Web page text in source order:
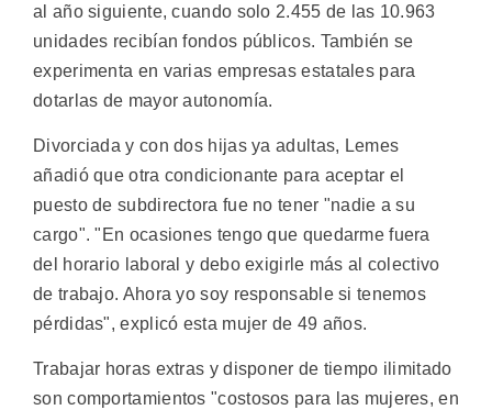
al año siguiente, cuando solo 2.455 de las 10.963
unidades recibían fondos públicos. También se
experimenta en varias empresas estatales para
dotarlas de mayor autonomía.
Divorciada y con dos hijas ya adultas, Lemes
añadió que otra condicionante para aceptar el
puesto de subdirectora fue no tener "nadie a su
cargo". "En ocasiones tengo que quedarme fuera
del horario laboral y debo exigirle más al colectivo
de trabajo. Ahora yo soy responsable si tenemos
pérdidas", explicó esta mujer de 49 años.
Trabajar horas extras y disponer de tiempo ilimitado
son comportamientos "costosos para las mujeres, en